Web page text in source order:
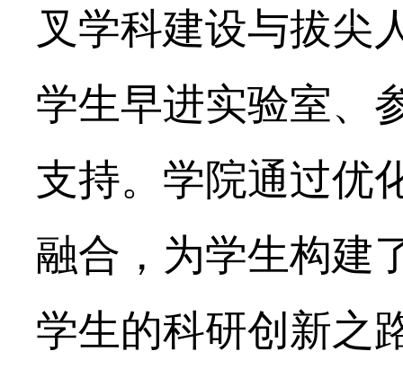
叉学科建设与拔尖
学生早进实验室、
支持。学院通过优
融合，为学生构建
学生的科研创新之